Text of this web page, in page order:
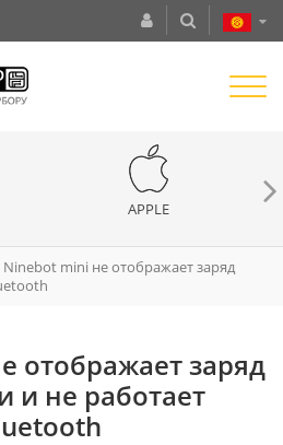
APPLE
Ninebot mini не отображает заряд
отображает заряд
и не работает